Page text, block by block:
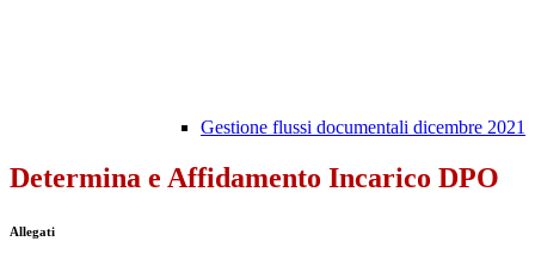
Gestione flussi documentali dicembre 2021
Determina e Affidamento Incarico DPO
Allegati